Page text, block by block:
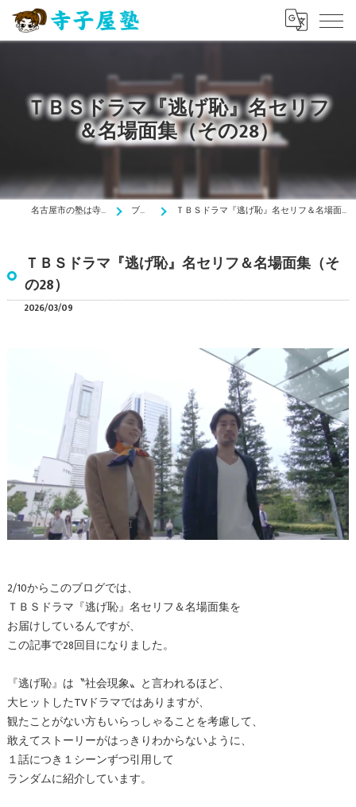
ＴＢＳドラマ『逃げ恥』名セリフ
＆名場面集（その28）
名古屋市の塾は寺子屋塾 ブログ ＴＢＳドラマ『逃げ恥』名セリフ＆名場面集（その28）
ＴＢＳドラマ『逃げ恥』名セリフ＆名場面集（そ
の28）
2026/03/09
2/10からこのブログでは、
ＴＢＳドラマ『逃げ恥』名セリフ＆名場面集を
お届けしているんですが、
この記事で28回目になりました。
『逃げ恥』は〝社会現象〟と言われるほど、
大ヒットしたTVドラマではありますが、
観たことがない方もいらっしゃることを考慮して、
敢えてストーリーがはっきりわからないように、
１話につき１シーンずつ引用して
ランダムに紹介しています。